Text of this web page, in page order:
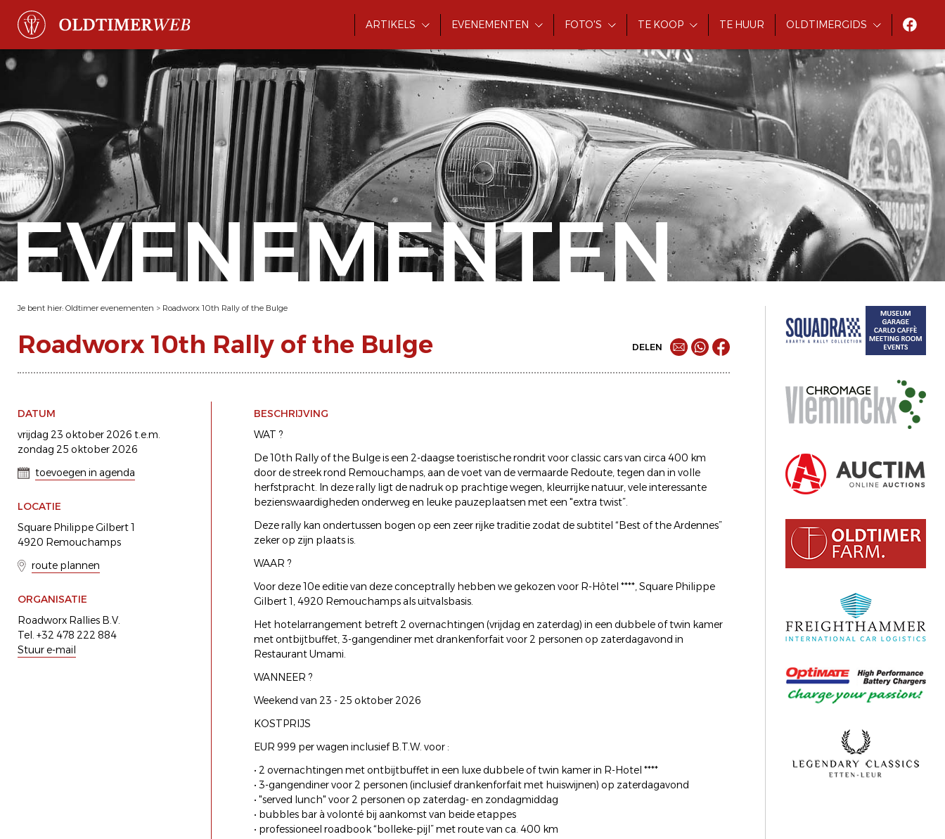
ARTIKELS EVENEMENTEN FOTO'S TE KOOP TE HUUR OLDTIMERGIDS
EVENEMENTEN
Je bent hier: Oldtimer evenementen > Roadworx 10th Rally of the Bulge
Roadworx 10th Rally of the Bulge DELEN
DATUM
vrijdag 23 oktober 2026 t.e.m.
zondag 25 oktober 2026
toevoegen in agenda
LOCATIE
Square Philippe Gilbert 1
4920 Remouchamps
route plannen
ORGANISATIE
Roadworx Rallies B.V.
Tel. +32 478 222 884
Stuur e-mail
BESCHRIJVING
WAT ?
De 10th Rally of the Bulge is een 2-daagse toeristische rondrit voor classic cars van circa 400 km
door de streek rond Remouchamps, aan de voet van de vermaarde Redoute, tegen dan in volle
herfstpracht. In deze rally ligt de nadruk op prachtige wegen, kleurrijke natuur, vele interessante
bezienswaardigheden onderweg en leuke pauzeplaatsen met een "extra twist”.
Deze rally kan ondertussen bogen op een zeer rijke traditie zodat de subtitel “Best of the Ardennes”
zeker op zijn plaats is.
WAAR ?
Voor deze 10e editie van deze conceptrally hebben we gekozen voor R-Hôtel ****, Square Philippe
Gilbert 1, 4920 Remouchamps als uitvalsbasis.
Het hotelarrangement betreft 2 overnachtingen (vrijdag en zaterdag) in een dubbele of twin kamer
met ontbijtbuffet, 3-gangendiner met drankenforfait voor 2 personen op zaterdagavond in
Restaurant Umami.
WANNEER ?
Weekend van 23 - 25 oktober 2026
KOSTPRIJS
EUR 999 per wagen inclusief B.T.W. voor :
• 2 overnachtingen met ontbijtbuffet in een luxe dubbele of twin kamer in R-Hotel ****
• 3-gangendiner voor 2 personen (inclusief drankenforfait met huiswijnen) op zaterdagavond
• "served lunch" voor 2 personen op zaterdag- en zondagmiddag
• bubbles bar à volonté bij aankomst van beide etappes
• professioneel roadbook “bolleke-pijl” met route van ca. 400 km